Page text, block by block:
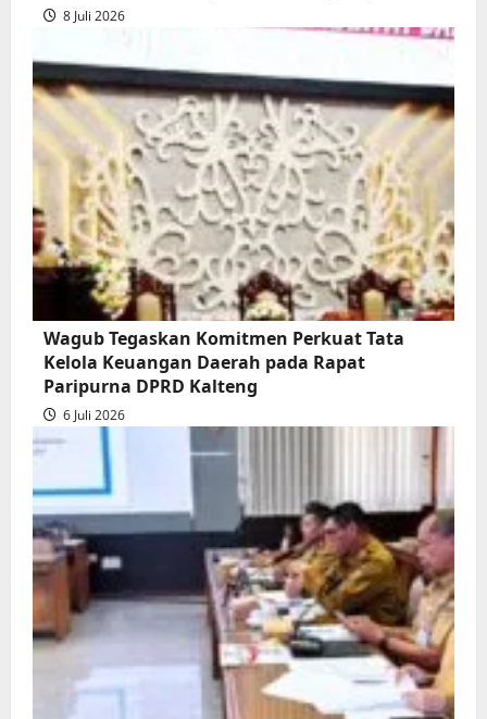
8 Juli 2026
Wagub Tegaskan Komitmen Perkuat Tata
Kelola Keuangan Daerah pada Rapat
Paripurna DPRD Kalteng
6 Juli 2026